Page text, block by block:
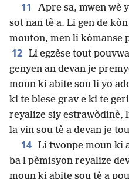
11
Apre sa, mwen wè
sot nan tè a. Li gen de
mouton, men li kòmanse
12 Li egzèse tout
genyen an devan je
moun ki abite sou li yo
ki te blese grav e ki te
reyalize siy estrawòdinè,
la vin sou tè a devan je
14 Li twonpe moun ki
ba l pèmisyon reyalize
moun ki abite sou tè a